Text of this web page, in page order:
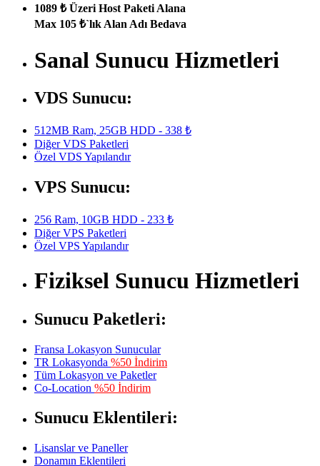
1089 ₺ Üzeri Host Paketi Alana
Max 105 ₺`lık Alan Adı Bedava
Sanal Sunucu Hizmetleri
VDS Sunucu:
512MB Ram, 25GB HDD - 338 ₺
Diğer VDS Paketleri
Özel VDS Yapılandır
VPS Sunucu:
256 Ram, 10GB HDD - 233 ₺
Diğer VPS Paketleri
Özel VPS Yapılandır
Fiziksel Sunucu Hizmetleri
Sunucu Paketleri:
Fransa Lokasyon Sunucular
TR Lokasyonda %50 İndirim
Tüm Lokasyon ve Paketler
Co-Location %50 İndirim
Sunucu Eklentileri:
Lisanslar ve Paneller
Donamın Eklentileri